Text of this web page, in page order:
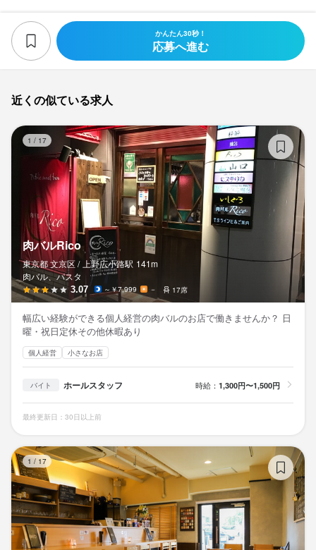
かんたん30秒！
応募へ進む
近くの似ている求人
1 / 17
肉バルRico
東京都 文京区 / 上野広小路駅 141m
肉バル、パスタ
3.07 ～￥7,999 － 17席
幅広い経験ができる個人経営の肉バルのお店で働きませんか？ 日
曜・祝日定休その他休暇あり
個人経営 小さなお店
バイト ホールスタッフ 時給： 1,300円〜1,500円
最終更新日：30日以上前
1 / 17